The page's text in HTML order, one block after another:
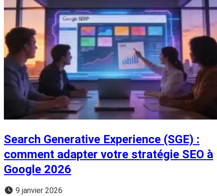
Search Generative Experience (SGE) :
comment adapter votre stratégie SEO à
Google 2026
9 janvier 2026